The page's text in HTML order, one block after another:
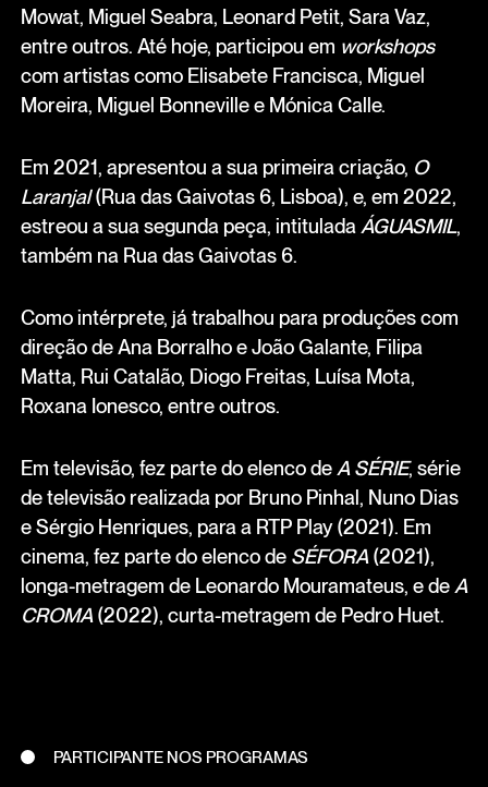
Mowat, Miguel Seabra, Leonard Petit, Sara Vaz,
entre outros. Até hoje, participou em workshops
com artistas como Elisabete Francisca, Miguel
Moreira, Miguel Bonneville e Mónica Calle.
Em 2021, apresentou a sua primeira criação, O
Laranjal(Rua das Gaivotas 6, Lisboa), e, em 2022,
estreou a sua segunda peça, intitulada ÁGUASMIL,
também na Rua das Gaivotas 6.
Como intérprete, já trabalhou para produções com
direção de Ana Borralho e João Galante, Filipa
Matta, Rui Catalão, Diogo Freitas, Luísa Mota,
Roxana Ionesco, entre outros.
Em televisão, fez parte do elenco de A SÉRIE, série
de televisão realizada por Bruno Pinhal, Nuno Dias
e Sérgio Henriques, para a RTP Play (2021). Em
cinema, fez parte do elenco de SÉFORA(2021),
longa-metragem de Leonardo Mouramateus, e de A
CROMA(2022), curta-metragem de Pedro Huet.
PARTICIPANTE NOS PROGRAMAS